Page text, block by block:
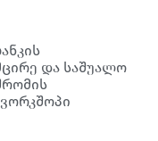
და საშუალო